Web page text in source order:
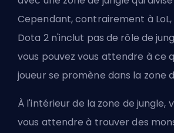
Cependant, contrairement à
Dota 2 n'inclut pas de rôle de
vous pouvez vous attendre à ce
joueur se promène dans la zone
À l'intérieur de la zone de jungle,
vous attendre à trouver des